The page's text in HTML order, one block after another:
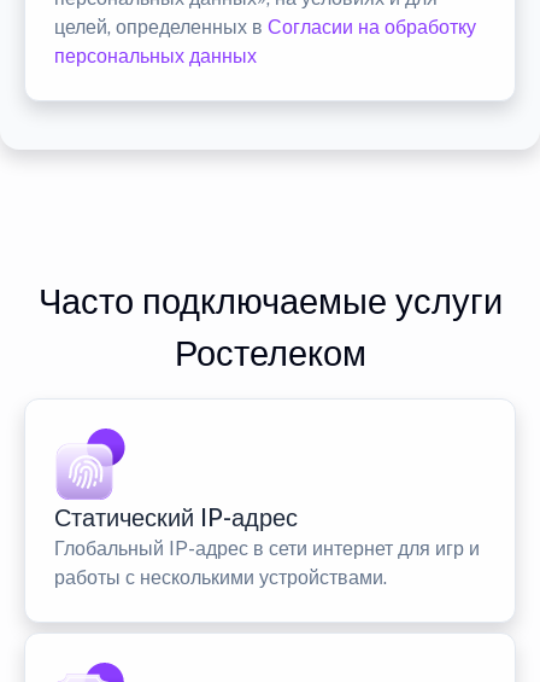
целей, определенных в Согласии на обработку
персональных данных
Часто подключаемые услуги
Ростелеком
Статический IP-адрес
Глобальный IP-адрес в сети интернет для игр и
работы с несколькими устройствами.